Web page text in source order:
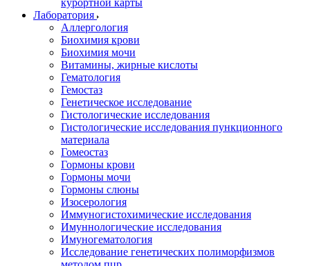
курортной карты
Лаборатория
Аллергология
Биохимия крови
Биохимия мочи
Витамины, жирные кислоты
Гематология
Гемостаз
Генетическое исследование
Гистологические исследования
Гистологические исследования пункционного
материала
Гомеостаз
Гормоны крови
Гормоны мочи
Гормоны слюны
Изосерология
Иммуногистохимические исследования
Имуннологические исследования
Имуногематология
Исследование генетических полиморфизмов